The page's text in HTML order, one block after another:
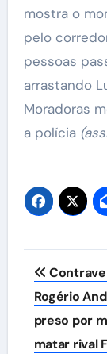
mostra o
pelo
pessoas
arrastando
Moradoras
a polícia
de
Post
Rogério
preso por
matar rival